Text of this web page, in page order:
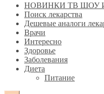
НОВИНКИ ТВ ШОУ
Поиск лекарства
Дешевые аналоги
Врачи
Интересно
Здоровье
Заболевания
Диета
Питание